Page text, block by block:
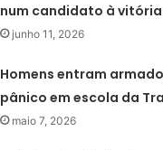
num candidato à vitória
junho 11, 2026
Homens entram
pânico em escola da
maio 7, 2026